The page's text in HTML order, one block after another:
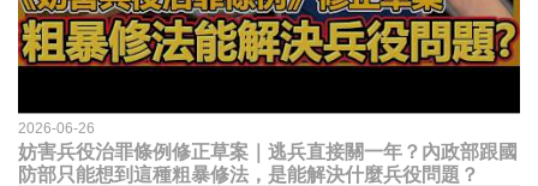
2026-06-26
妨害兵役治罪條例修正草案｜逃兵直接關一年？內政部跟國
防部只能想到這種粗暴修法，是能解決什麼兵役問題？